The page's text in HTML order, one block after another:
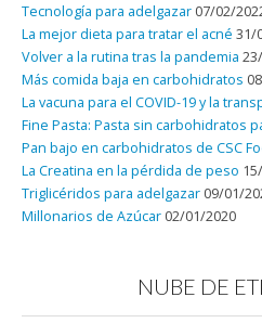
Tecnología para adelgazar 07/02/
La mejor dieta para tratar el acné 31/
Volver a la rutina tras la pandemia
Más comida baja en carbohidratos
La vacuna para el COVID-19 y la
Fine Pasta: Pasta sin carbohidratos
Pan bajo en carbohidratos de CSC
La Creatina en la pérdida de peso
Triglicéridos para adelgazar 09/01/
Millonarios de Azúcar 02/01/2020
NUBE DE